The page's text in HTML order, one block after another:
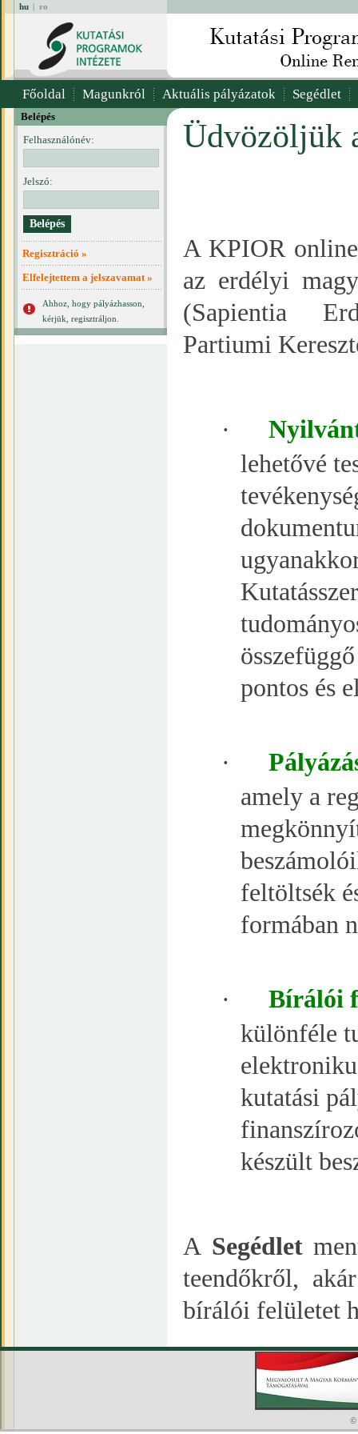
hu | ro
Főoldal Magunkról Aktuális pályázatok Segédlet
Belépés
Felhasználónév:
Jelszó:
Regisztráció »
Elfelejtettem a jelszavamat »
Ahhoz, hogy pályázhasson,
kérjük, regisztráljon.
Üdvözöljük
A KPIOR
az erdélyi
(Sapientia
Partiumi
·
lehetővé
pontos és
·
amely a
feltöltsék
formában
·
Bírálói
különféle
kutatási
készült
A Segédlet
teendőkről,
bírálói felületet
©